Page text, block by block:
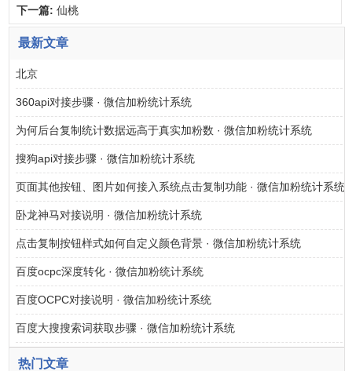
下一篇: 仙桃
最新文章
北京
360api对接步骤 · 微信加粉统计系统
为何后台复制统计数据远高于真实加粉数 · 微信加粉统计系统
搜狗api对接步骤 · 微信加粉统计系统
页面其他按钮、图片如何接入系统点击复制功能 · 微信加粉统计系统
卧龙神马对接说明 · 微信加粉统计系统
点击复制按钮样式如何自定义颜色背景 · 微信加粉统计系统
百度ocpc深度转化 · 微信加粉统计系统
百度OCPC对接说明 · 微信加粉统计系统
百度大搜搜索词获取步骤 · 微信加粉统计系统
热门文章